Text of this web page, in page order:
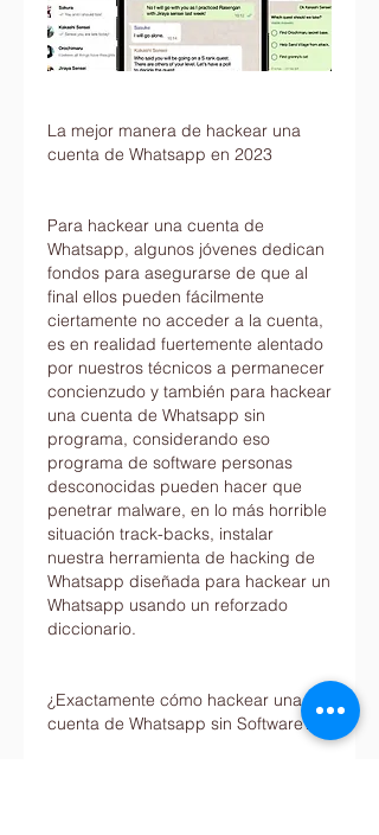
La mejor manera de hackear una
cuenta de Whatsapp en 2023
Para hackear una cuenta de
Whatsapp, algunos jóvenes dedican
fondos para asegurarse de que al
final ellos pueden fácilmente
ciertamente no acceder a la cuenta,
es en realidad fuertemente alentado
por nuestros técnicos a permanecer
concienzudo y también para hackear
una cuenta de Whatsapp sin
programa, considerando eso
programa de software personas
desconocidas pueden hacer que
penetrar malware, en lo más horrible
situación track-backs, instalar
nuestra herramienta de hacking de
Whatsapp diseñada para hackear un
Whatsapp usando un reforzado
diccionario.
¿Exactamente cómo hackear una
cuenta de Whatsapp sin Software?